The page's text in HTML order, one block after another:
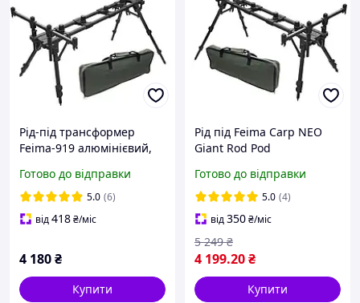
Рід-під трансформер
Feima-919 алюмінієвий,
Готово до відправки
5.0 (6)
від418₴/міс
4 180₴
Купити
Рід під Feima Carp NEO
Giant Rod Pod
вудилища
Готово до відправки
5.0 (4)
від350₴/міс
4 199.20₴
5 249 ₴
Купити